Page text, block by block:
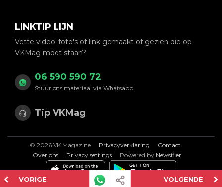
VORIGE VOLGENDE
LINKTIP LIJN
Vette video, foto's of link gemaakt of gezien die op
VKMag moet staan?
06 590 590 72
Stuur ons materiaal via Whatsapp
Tip VKMag
© 2026 VK Magazine Privacyverklaring
Contact
Over ons
Privacy settings Powered by Newsifier